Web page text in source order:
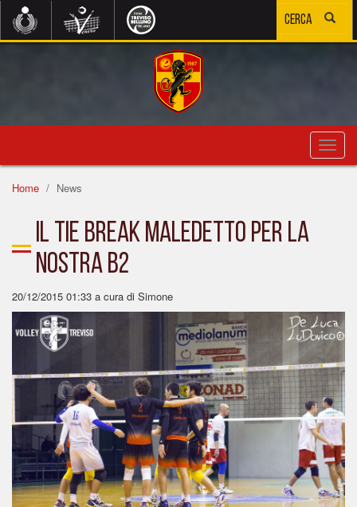
Home
News
Il Tie Break maledetto per la
nostra B2
20/12/2015 01:33 a cura di Simone